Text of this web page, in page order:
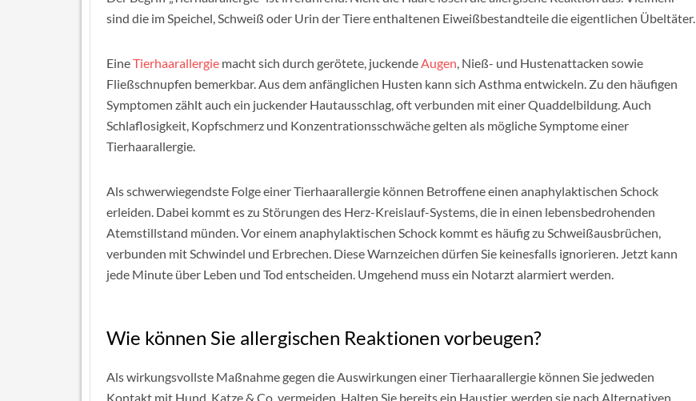
sind die im Speichel, Schweiß oder Urin der Tiere enthaltenen Eiweißbestandteile die eigentlichen Übeltäter.
EineTierhaarallergie macht sich durch gerötete, juckendeAugen, Nieß- und Hustenattacken sowie
Fließschnupfen bemerkbar. Aus dem anfänglichen Husten kann sich Asthma entwickeln. Zu den häufigen
Symptomen zählt auch ein juckender Hautausschlag, oft verbunden mit einer Quaddelbildung. Auch
Schlaflosigkeit, Kopfschmerz und Konzentrationsschwäche gelten als mögliche Symptome einer
Tierhaarallergie.
Als schwerwiegendste Folge einer Tierhaarallergie können Betroffene einen anaphylaktischen Schock
erleiden. Dabei kommt es zu Störungen des Herz-Kreislauf-Systems, die in einen lebensbedrohenden
Atemstillstand münden. Vor einem anaphylaktischen Schock kommt es häufig zu Schweißausbrüchen,
verbunden mit Schwindel und Erbrechen. Diese Warnzeichen dürfen Sie keinesfalls ignorieren. Jetzt kann
jede Minute über Leben und Tod entscheiden. Umgehend muss ein Notarzt alarmiert werden.
Wie können Sie allergischen Reaktionen vorbeugen?
Als wirkungsvollste Maßnahme gegen die Auswirkungen einer Tierhaarallergie können Sie jedweden
Kontakt mit Hund, Katze & Co. vermeiden. Halten Sie bereits ein Haustier, werden sie nach Alternativen